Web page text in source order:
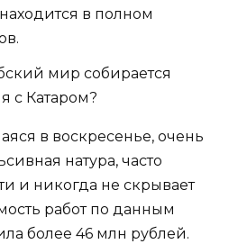
в полном
мир собирается
с Катаром?
в воскресенье, очень
натура, часто
и никогда не скрывает
работ по данным
более 46 млн рублей.